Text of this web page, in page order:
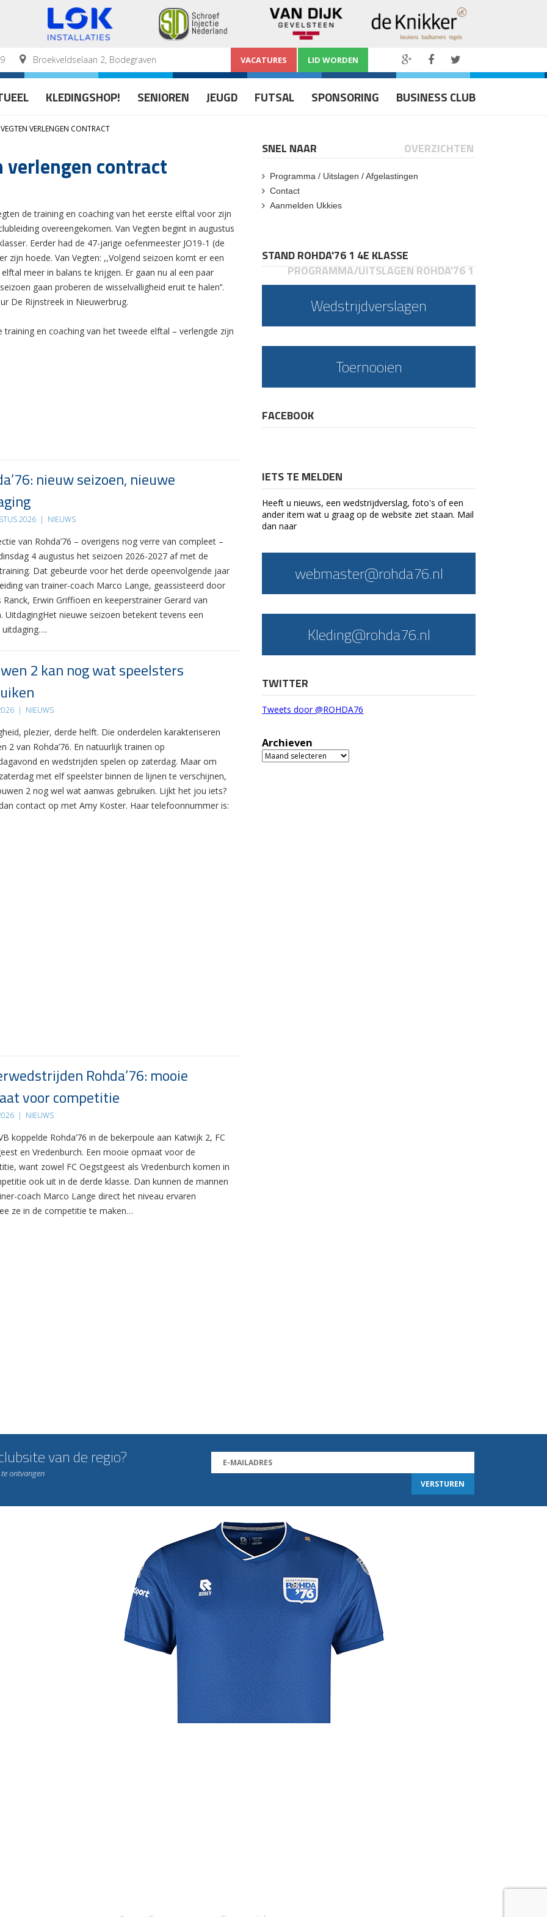
Broekveldselaan 2, Bodegraven VACATURES LID WORDEN
KLEDINGSHOP! SENIOREN JEUGD FUTSAL SPONSORING BUSINESS CLUB
VERLENGEN CONTRACT
verlengen contract
de training en coaching van het eerste elftal voor zijn
overeengekomen. Van Vegten begint in augustus
Eerder had de 47-jarige oefenmeester JO19-1 (de
zijn hoede. Van Vegten: ,,Volgend seizoen komt er een
meer in balans te krijgen. Er gaan nu al een paar
gaan proberen de wisselvalligheid eruit te halen’’.
De Rijnstreek in Nieuwerbrug.
en coaching van het tweede elftal – verlengde zijn
nieuw seizoen, nieuwe
2026 | NIEUWS
van Rohda’76 – overigens nog verre van compleet –
4 augustus het seizoen 2026-2027 af met de
Dat gebeurde voor het derde opeenvolgende jaar
van trainer-coach Marco Lange, geassisteerd door
Ranck, Erwin Griffioen en keeperstrainer Gerard van
UitdagingHet nieuwe seizoen betekent tevens een
uitdaging….
2 kan nog wat speelsters
| NIEUWS
plezier, derde helft. Die onderdelen karakteriseren
2 van Rohda’76. En natuurlijk trainen op
en wedstrijden spelen op zaterdag. Maar om
met elf speelster binnen de lijnen te verschijnen,
2 nog wel wat aanwas gebruiken. Lijkt het jou iets?
contact op met Amy Koster. Haar telefoonnummer is:
Rohda’76: mooie
voor competitie
| NIEUWS
koppelde Rohda’76 in de bekerpoule aan Katwijk 2, FC
en Vredenburch. Een mooie opmaat voor de
want zowel FC Oegstgeest als Vredenburch komen in
ook uit in de derde klasse. Dan kunnen de mannen
coach Marco Lange direct het niveau ervaren
ze in de competitie te maken…
SNEL NAAR OVERZICHTEN
Programma / Uitslagen / Afgelastingen
Contact
Aanmelden Ukkies
STAND ROHDA'76 1 4E KLASSE
PROGRAMMA/UITSLAGEN ROHDA'76 1
Wedstrijdverslagen
Toernooien
FACEBOOK
IETS TE MELDEN
Heeft u nieuws, een wedstrijdverslag, foto's of een
ander item wat u graag op de website ziet staan. Mail
dan naar
webmaster@rohda76.nl
Kleding@rohda76.nl
TWITTER
Tweets door @ROHDA76
Archieven
Archieven
van de regio?
ontvangen